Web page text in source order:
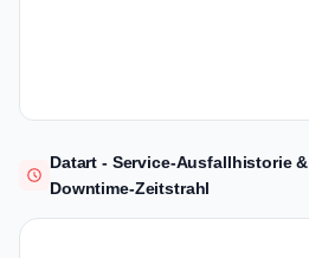
Datart - Service-Ausfallhistorie &
Downtime-Zeitstrahl